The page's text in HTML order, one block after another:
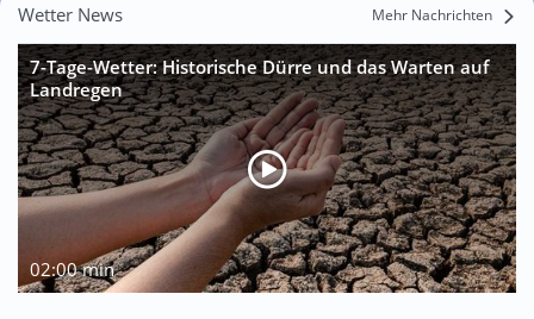
Wetter News Mehr Nachrichten
7-Tage-Wetter: Historische Dürre und das Warten auf
Landregen
02:00 min